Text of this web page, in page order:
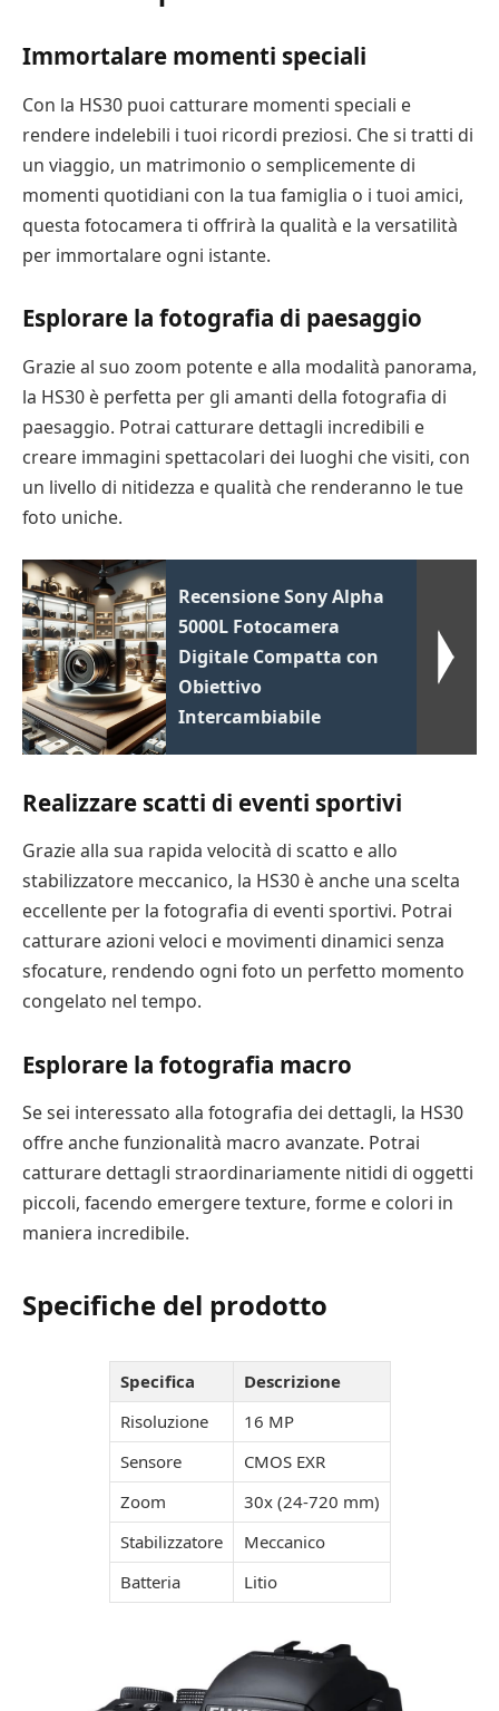
Immortalare momenti speciali
Con la HS30 puoi catturare momenti speciali e
rendere indelebili i tuoi ricordi preziosi. Che si tratti di
un viaggio, un matrimonio o semplicemente di
momenti quotidiani con la tua famiglia o i tuoi amici,
questa fotocamera ti offrirà la qualità e la versatilità
per immortalare ogni istante.
Esplorare la fotografia di paesaggio
Grazie al suo zoom potente e alla modalità panorama,
la HS30 è perfetta per gli amanti della fotografia di
paesaggio. Potrai catturare dettagli incredibili e
creare immagini spettacolari dei luoghi che visiti, con
un livello di nitidezza e qualità che renderanno le tue
foto uniche.
Recensione Sony Alpha
5000L Fotocamera
Digitale Compatta con
Obiettivo
Intercambiabile
Realizzare scatti di eventi sportivi
Grazie alla sua rapida velocità di scatto e allo
stabilizzatore meccanico, la HS30 è anche una scelta
eccellente per la fotografia di eventi sportivi. Potrai
catturare azioni veloci e movimenti dinamici senza
sfocature, rendendo ogni foto un perfetto momento
congelato nel tempo.
Esplorare la fotografia macro
Se sei interessato alla fotografia dei dettagli, la HS30
offre anche funzionalità macro avanzate. Potrai
catturare dettagli straordinariamente nitidi di oggetti
piccoli, facendo emergere texture, forme e colori in
maniera incredibile.
Specifiche del prodotto
Specifica
Descrizione
Risoluzione
16 MP
Sensore
CMOS EXR
Zoom
30x (24-720 mm)
Stabilizzatore
Meccanico
Batteria
Litio